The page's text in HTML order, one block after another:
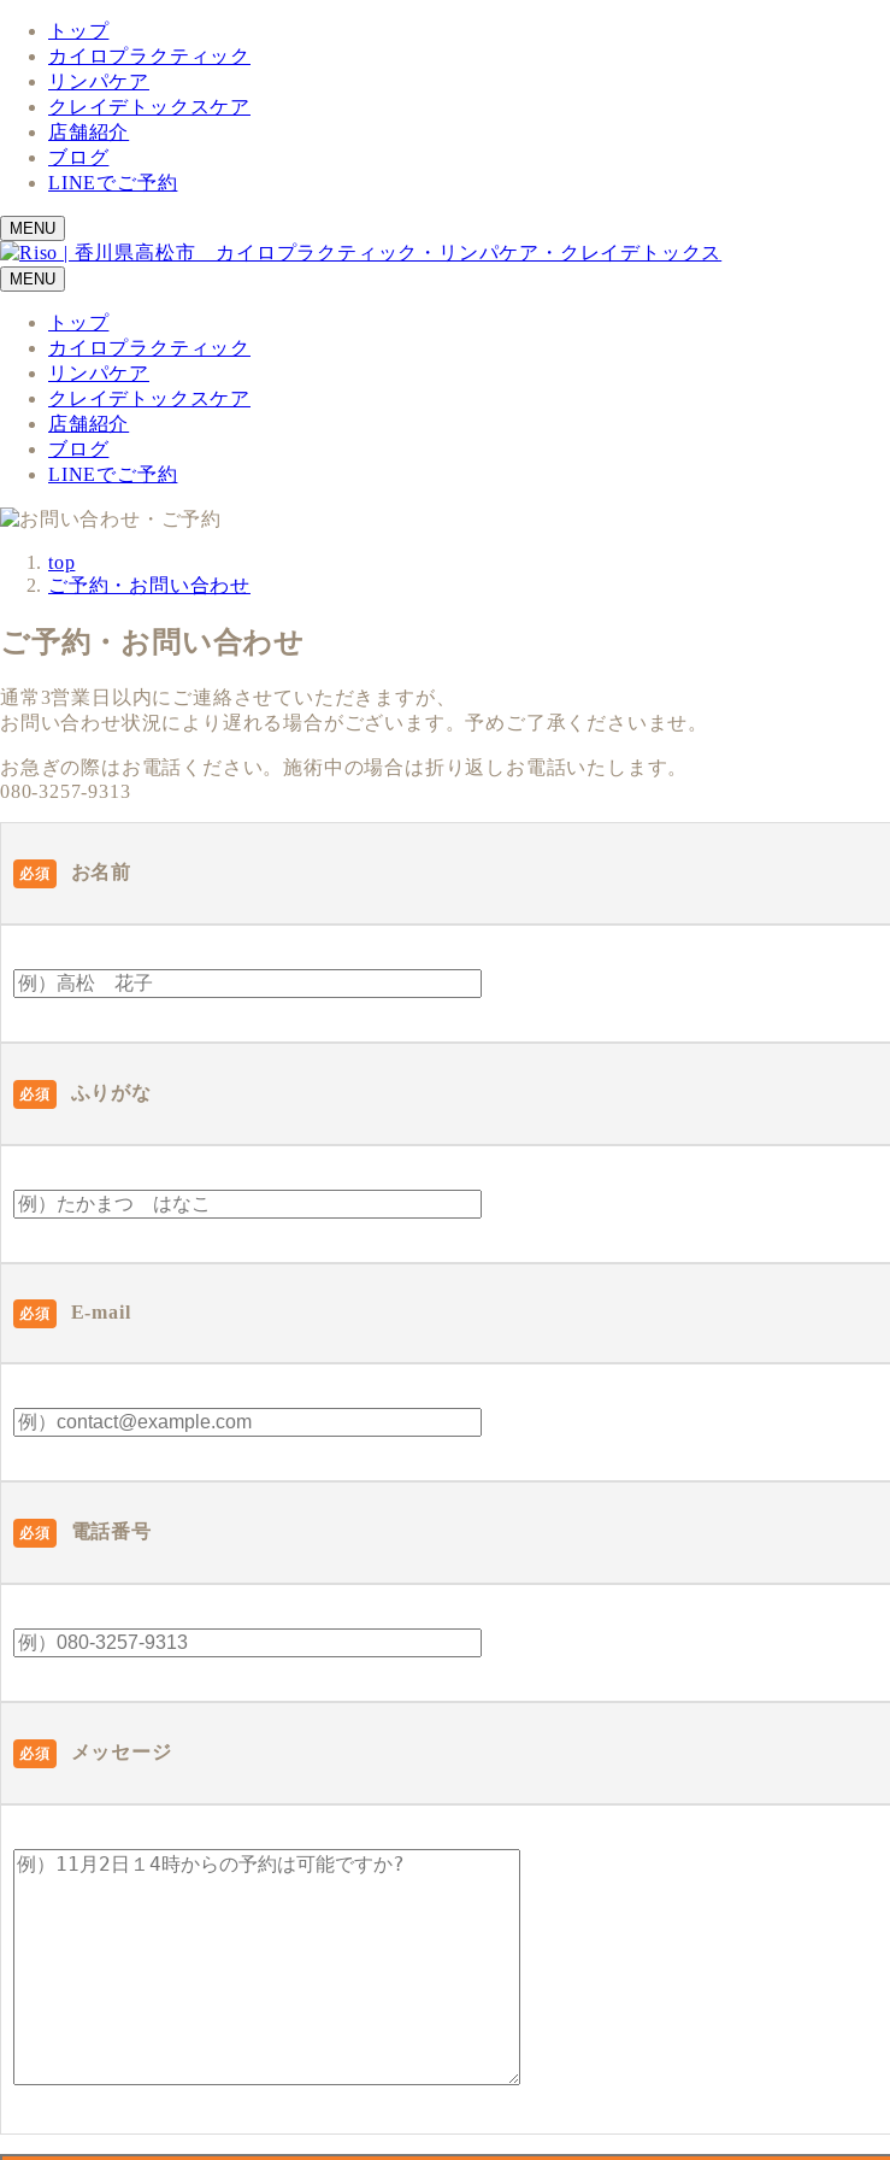
トップ
カイロプラクティック
リンパケア
クレイデトックスケア
店舗紹介
ブログ
LINEでご予約
MENU
MENU
トップ
カイロプラクティック
リンパケア
クレイデトックスケア
店舗紹介
ブログ
LINEでご予約
top
ご予約・お問い合わせ
ご予約・お問い合わせ
通常3営業日以内にご連絡させていただきますが、
お問い合わせ状況により遅れる場合がございます。予めご了承くださいませ。
お急ぎの際はお電話ください。施術中の場合は折り返しお電話いたします。
080-3257-9313
必須 お名前
必須 ふりがな
必須 E-mail
必須 電話番号
必須 メッセージ